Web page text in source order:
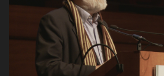
Rete regionale
Bilancio sociale
Amministrazione
trasparente